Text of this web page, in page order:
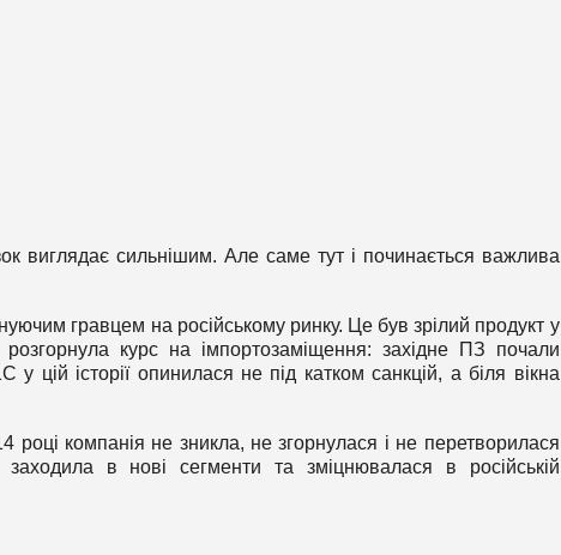
виглядає сильнішим. Але саме тут і починається важлива
гравцем на російському ринку. Це був зрілий продукт у
курс на імпортозаміщення: західне ПЗ почали
цій історії опинилася не під катком санкцій, а біля вікна
році компанія не зникла, не згорнулася і не перетворилася
в нові сегменти та зміцнювалася в російській